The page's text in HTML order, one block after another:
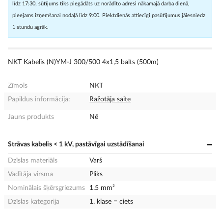
līdz 17:30, sūtījums tiks piegādāts uz norādīto adresi nākamajā darba dienā,
pieejams izņemšanai nodaļā līdz 9:00. Piektdienās attiecīgi pasūtījumus jāiesniedz
1 stundu agrāk.
NKT Kabelis (N)YM-J 300/500 4x1,5 balts (500m)
Zīmols
NKT
Papildus informācija:
Ražotāja saite
Jauns produkts Nē
Strāvas kabelis < 1 kV, pastāvīgai uzstādīšanai
Dzīslas materiāls
Varš
Vadītāja virsma
Pliks
Nominālais šķērsgriezums
1.5 mm²
Dzīslas kategorija
1. klase = ciets